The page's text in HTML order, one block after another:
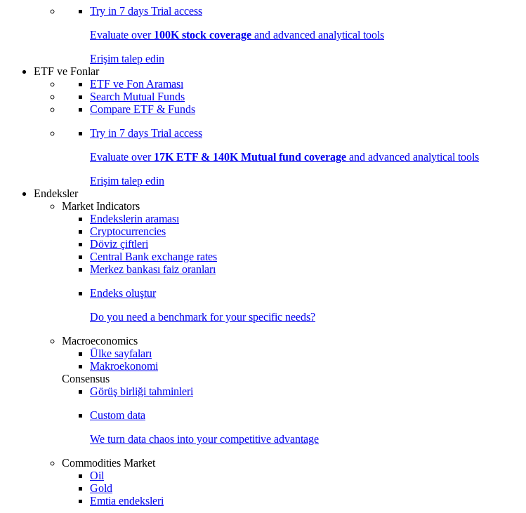
Try in 7 days Trial access
Evaluate over 100K stock coverage and advanced analytical tools
Erişim talep edin
ETF ve Fonlar
ETF ve Fon Araması
Search Mutual Funds
Compare ETF & Funds
Try in 7 days Trial access
Evaluate over 17K ETF & 140K Mutual fund coverage and advanced analytical tools
Erişim talep edin
Endeksler
Market Indicators
Endekslerin araması
Cryptocurrencies
Döviz çiftleri
Central Bank exchange rates
Merkez bankası faiz oranları
Endeks oluştur
Do you need a benchmark for your specific needs?
Macroeconomics
Ülke sayfaları
Makroekonomi
Consensus
Görüş birliği tahminleri
Custom data
We turn data chaos into your competitive advantage
Commodities Market
Oil
Gold
Emtia endeksleri